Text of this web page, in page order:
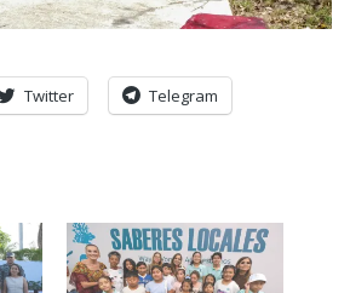
Twitter Telegram